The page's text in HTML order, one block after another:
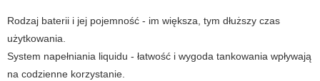
Rodzaj baterii i jej pojemność - im większa, tym dłuższy czas
użytkowania.
System napełniania liquidu - łatwość i wygoda tankowania wpływają
na codzienne korzystanie.